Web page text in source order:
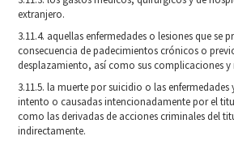
extranjero.
3.11.4. aquellas enfermedades o lesiones que se
consecuencia de padecimientos crónicos o
desplazamiento, así como sus complicaciones y
3.11.5. la muerte por suicidio o las enfermedades
intento o causadas intencionadamente por el
como las derivadas de acciones criminales del
indirectamente.